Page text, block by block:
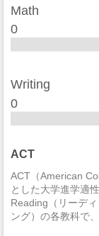
放火
違法武器
麻薬の法律違反
酒の法律違反
強制性犯罪
レイプ
Math
0
Writing
0
ACT
ACT（American
とした大学進学適
Reading（リーデ
ング）の各教科で